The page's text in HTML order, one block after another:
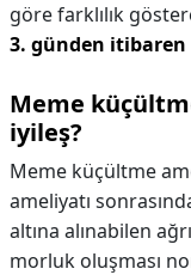
göre farklılık
3. günden itibaren
Meme
iyileş?
Meme küçültme
ameliyatı
altına alınabilen
morluk oluşması